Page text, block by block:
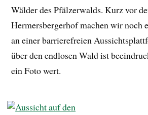
Wälder des Pfälzerwalds. Kurz vor
Hermersbergerhof machen wir noch
an einer barrierefreien
über den endlosen Wald ist
ein Foto wert.